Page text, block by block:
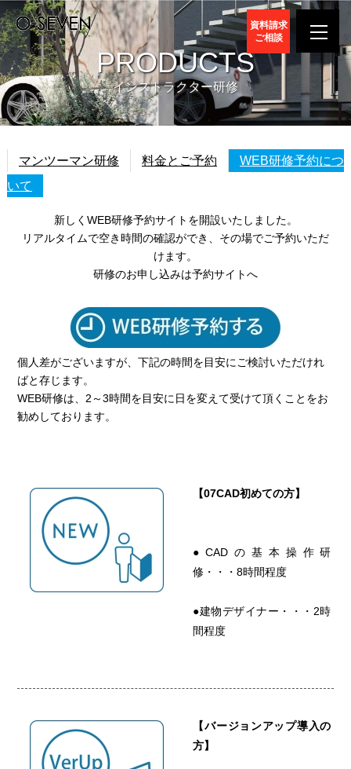
資料請求
ご相談
PRODUCTS
インストラクター研修
マンツーマン研修 料金とご予約
WEB研修予約につ
いて
新しくWEB研修予約サイトを開設いたしました。
リアルタイムで空き時間の確認ができ、その場でご予約いただ
けます。
研修のお申し込みは予約サイトへ
個人差がございますが、下記の時間を目安にご検討いただけれ
ばと存じます。
WEB研修は、2～3時間を目安に日を変えて受けて頂くことをお
勧めしております。
【07CAD初めての方】
●CADの基本操作研
修・・・8時間程度
●建物デザイナー・・・2時
間程度
【バージョンアップ導入の
方】